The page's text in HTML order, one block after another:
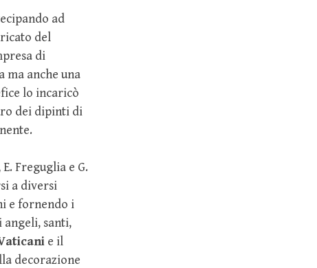
ad
del
di
anche una
lo incaricò
dei dipinti di
Freguglia e G.
a diversi
e fornendo i
angeli, santi,
e il
decorazione